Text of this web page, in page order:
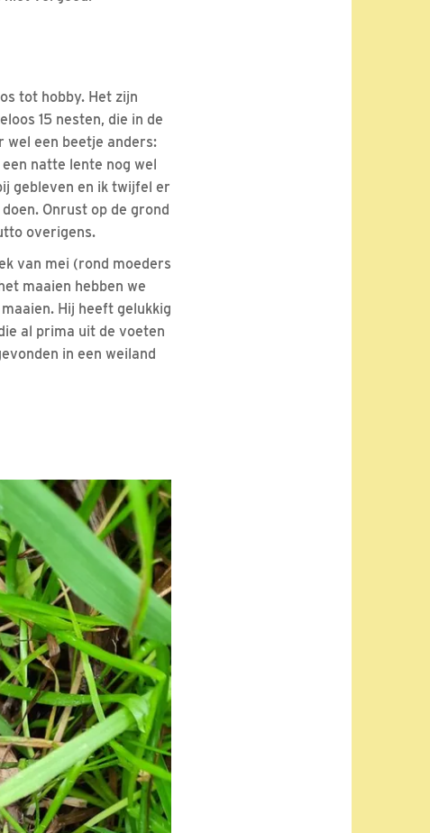
tot hobby. Het zijn
15 nesten, die in de
wel een beetje anders:
natte lente nog wel
gebleven en ik twijfel er
Onrust op de grond
overigens.
van mei (rond moeders
maaien hebben we
Hij heeft gelukkig
al prima uit de voeten
in een weiland